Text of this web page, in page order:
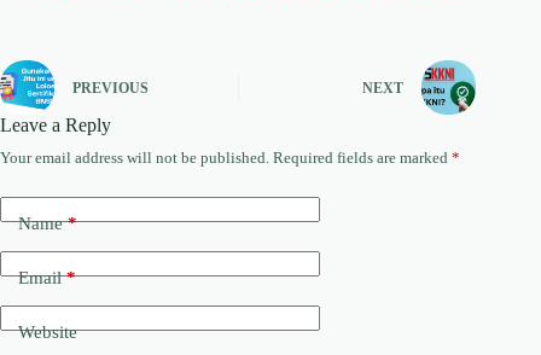
PREVIOUS NEXT
Leave a Reply
Your email address will not be published. Required fields are marked *
Name*
Email*
Website